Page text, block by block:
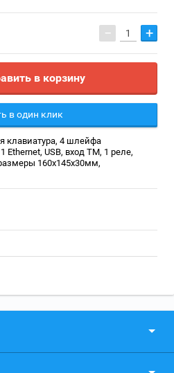
− +
в корзину
в один клик
клавиатура, 4 шлейфа
Ethernet, USB, вход ТМ, 1 реле,
160х145х30мм,